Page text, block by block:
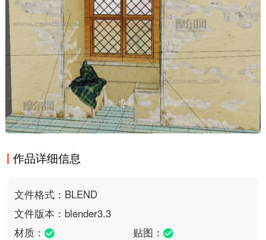
作品详细信息
文件格式：BLEND
文件版本：blender3.3
材质：
贴图：